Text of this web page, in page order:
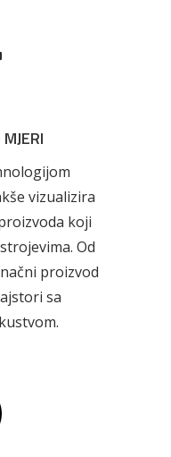
vizualizira
koji
Od
proizvod
sa